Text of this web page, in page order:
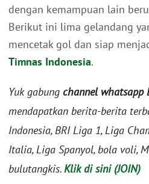
dengan kemampuan lain
Berikut ini lima gelandang
mencetak gol dan siap
Timnas Indonesia.
Yuk gabung channel whatsapp
mendapatkan berita-berita
Indonesia, BRI Liga 1, Liga
Italia, Liga Spanyol, bola voli,
bulutangkis.Klik di sini (JOIN)